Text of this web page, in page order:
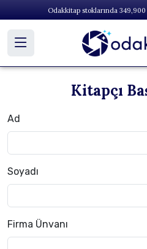
Odakkitap stoklarında 349,900
Kitapçı
Ad
Soyadı
Firma Ünvanı